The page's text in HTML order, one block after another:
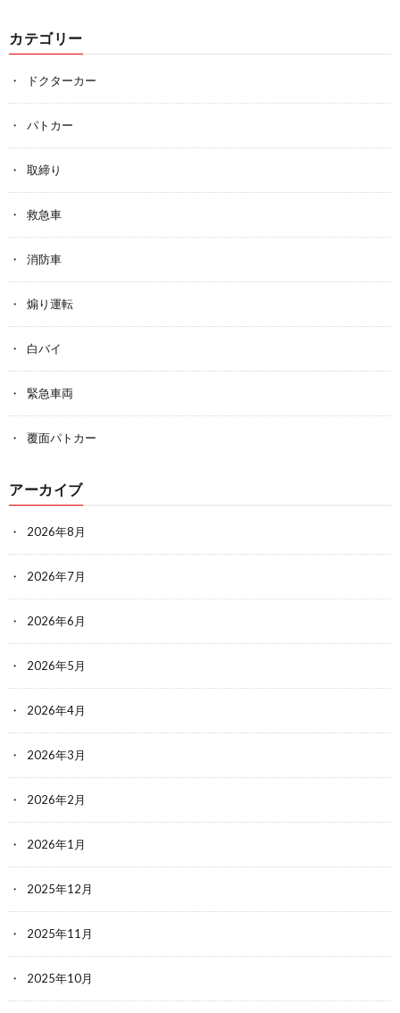
カテゴリー
ドクターカー
パトカー
取締り
救急車
消防車
煽り運転
白バイ
緊急車両
覆面パトカー
アーカイブ
2026年8月
2026年7月
2026年6月
2026年5月
2026年4月
2026年3月
2026年2月
2026年1月
2025年12月
2025年11月
2025年10月